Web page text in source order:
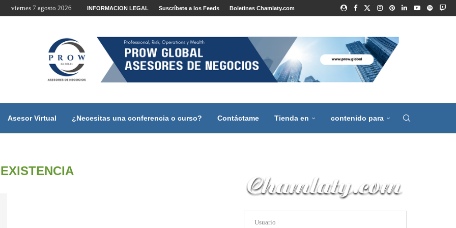
estudiantes...
viernes 7 agosto 2026 INFORMACION LEGAL Suscríbete a los Feeds Boletines Chamlaty.com
Asesor Virtual ¿Necesitas una conferencia o curso? Contáctame Tienda en contenido para